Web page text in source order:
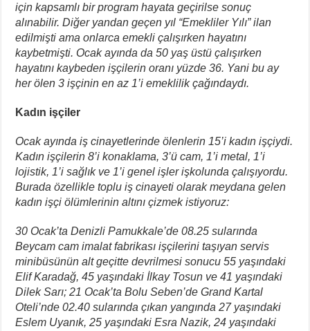
için kapsamlı bir program hayata geçirilse sonuç
alınabilir. Diğer yandan geçen yıl “Emekliler Yılı” ilan
edilmişti ama onlarca emekli çalışırken hayatını
kaybetmişti. Ocak ayında da 50 yaş üstü çalışırken
hayatını kaybeden işçilerin oranı yüzde 36. Yani bu ay
her ölen 3 işçinin en az 1’i emeklilik çağındaydı.
Kadın işçiler
Ocak ayında iş cinayetlerinde ölenlerin 15’i kadın işçiydi.
Kadın işçilerin 8’i konaklama, 3’ü cam, 1’i metal, 1’i
lojistik, 1’i sağlık ve 1’i genel işler işkolunda çalışıyordu.
Burada özellikle toplu iş cinayeti olarak meydana gelen
kadın işçi ölümlerinin altını çizmek istiyoruz:
30 Ocak’ta Denizli Pamukkale’de 08.25 sularında
Beycam cam imalat fabrikası işçilerini taşıyan servis
minibüsünün alt geçitte devrilmesi sonucu 55 yaşındaki
Elif Karadağ, 45 yaşındaki İlkay Tosun ve 41 yaşındaki
Dilek Sarı; 21 Ocak’ta Bolu Seben’de Grand Kartal
Oteli’nde 02.40 sularında çıkan yangında 27 yaşındaki
Eslem Uyanık, 25 yaşındaki Esra Nazik, 24 yaşındaki